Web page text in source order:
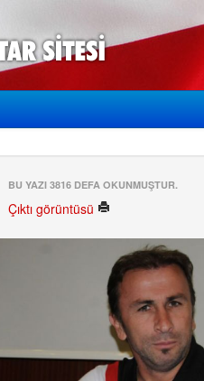
BU YAZI 3816 DEFA OKUNMUŞTUR.
Çıktı görüntüsü